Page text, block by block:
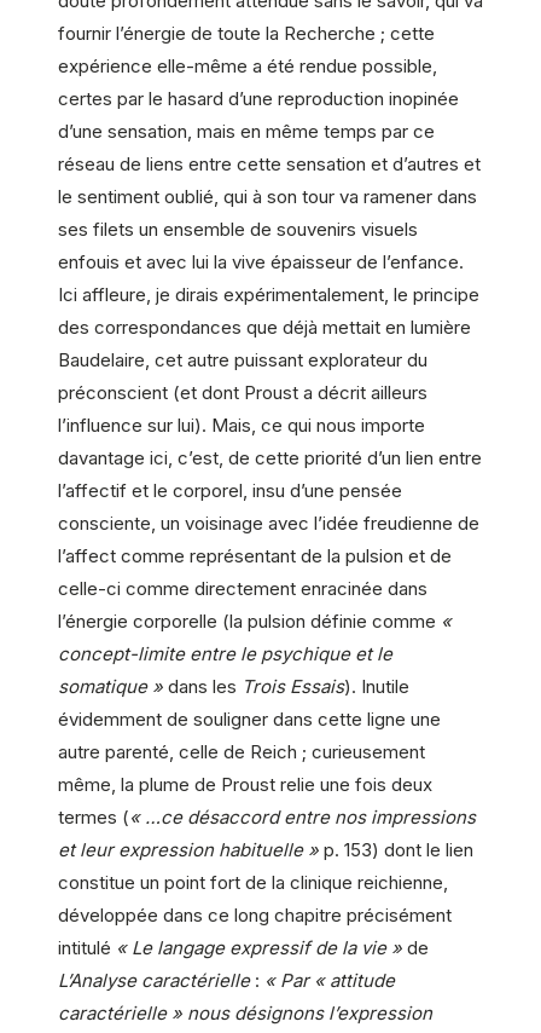
fournir l’énergie de toute la Recherche ; cette
expérience elle-même a été rendue possible,
certes par le hasard d’une reproduction inopinée
d’une sensation, mais en même temps par ce
réseau de liens entre cette sensation et d’autres et
le sentiment oublié, qui à son tour va ramener dans
ses filets un ensemble de souvenirs visuels
enfouis et avec lui la vive épaisseur de l’enfance.
Ici affleure, je dirais expérimentalement, le principe
des correspondances que déjà mettait en lumière
Baudelaire, cet autre puissant explorateur du
préconscient (et dont Proust a décrit ailleurs
l’influence sur lui). Mais, ce qui nous importe
davantage ici, c’est, de cette priorité d’un lien entre
l’affectif et le corporel, insu d’une pensée
consciente, un voisinage avec l’idée freudienne de
l’affect comme représentant de la pulsion et de
celle-ci comme directement enracinée dans
l’énergie corporelle (la pulsion définie comme «
concept-limite entre le psychique et le
somatique » dans les Trois Essais). Inutile
évidemment de souligner dans cette ligne une
autre parenté, celle de Reich ; curieusement
même, la plume de Proust relie une fois deux
termes (« …ce désaccord entre nos impressions
et leur expression habituelle » p. 153) dont le lien
constitue un point fort de la clinique reichienne,
développée dans ce long chapitre précisément
intitulé « Le langage expressif de la vie » de
L’Analyse caractérielle: « Par « attitude
caractérielle » nous désignons l’expression